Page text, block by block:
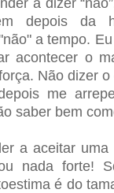
depois da
a tempo. Eu
acontecer o
Não dizer
me
saber bem
a aceitar
nada forte!
é do